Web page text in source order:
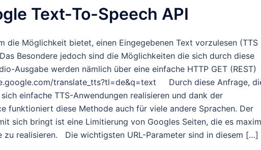
Text-To-Speech API
die Möglichkeit bietet, einen Eingegebenen Text vorzulesen (TTS
Besondere jedoch sind die Möglichkeiten die sich durch diese
Ausgabe werden nämlich über eine einfache HTTP GET (REST)
translate_tts?tl=de&q=text Durch diese Anfrage,
einfache TTS-Anwendungen realisieren und dank der
funktioniert diese Methode auch für viele andere Sprachen. Der
sich bringt ist eine Limitierung von Googles Seiten, die es
zu realisieren. Die wichtigsten URL-Parameter sind in diesem […]